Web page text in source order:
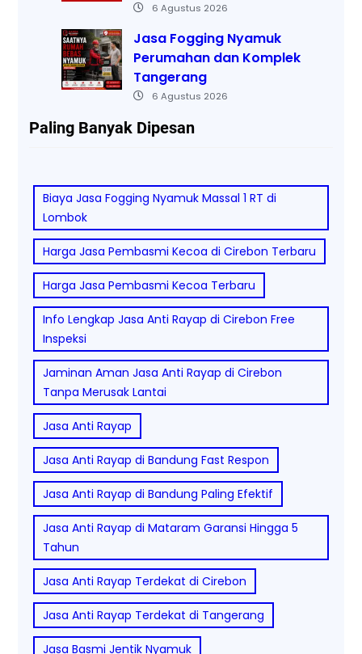
6 Agustus 2026
Jasa Fogging Nyamuk
Perumahan dan Komplek
Tangerang
6 Agustus 2026
Paling Banyak Dipesan
Biaya Jasa Fogging Nyamuk Massal 1 RT di
Lombok
Harga Jasa Pembasmi Kecoa di Cirebon Terbaru
Harga Jasa Pembasmi Kecoa Terbaru
Info Lengkap Jasa Anti Rayap di Cirebon Free
Inspeksi
Jaminan Aman Jasa Anti Rayap di Cirebon
Tanpa Merusak Lantai
Jasa Anti Rayap
Jasa Anti Rayap di Bandung Fast Respon
Jasa Anti Rayap di Bandung Paling Efektif
Jasa Anti Rayap di Mataram Garansi Hingga 5
Tahun
Jasa Anti Rayap Terdekat di Cirebon
Jasa Anti Rayap Terdekat di Tangerang
Jasa Basmi Jentik Nyamuk